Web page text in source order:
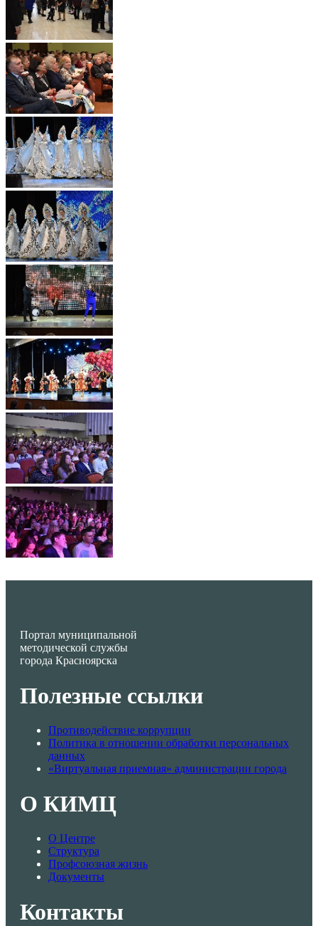
Портал муниципальной
методической службы
города Красноярска
Полезные ссылки
Противодействие коррупции
Политика в отношении обработки персональных
данных
«Виртуальная приемная» администрации города
О КИМЦ
О Центре
Структура
Профсоюзная жизнь
Документы
Контакты